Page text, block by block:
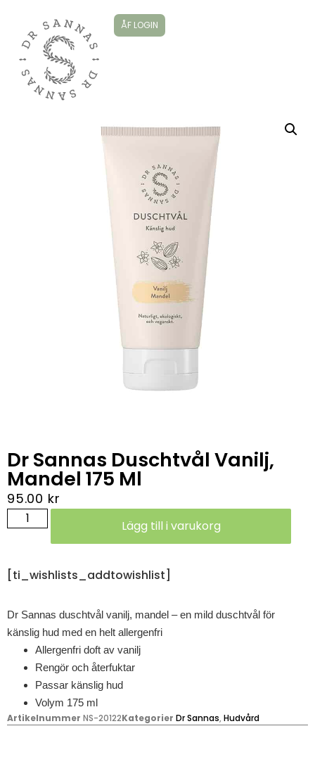
ÅF LOGIN
Dr Sannas Duschtvål Vanilj,
Mandel 175 Ml
95.00 kr
Lägg till i varukorg
[ti_wishlists_addtowishlist]
Dr Sannas duschtvål vanilj, mandel – en mild duschtvål för
känslig hud med en helt allergenfri
Allergenfri doft av vanilj
Rengör och återfuktar
Passar känslig hud
Volym 175 ml
Artikelnummer NS-20122Kategorier Dr Sannas, Hudvård